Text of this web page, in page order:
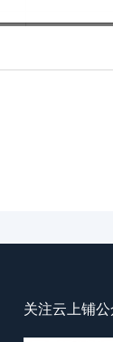
关注云上铺